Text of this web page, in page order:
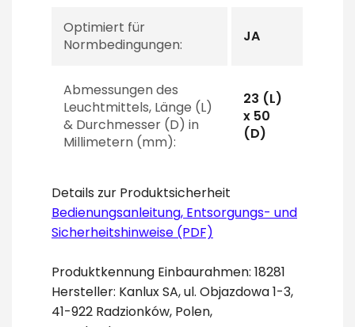
Optimiert für
Normbedingungen:
JA
Abmessungen des
Leuchtmittels, Länge (L)
& Durchmesser (D) in
Millimetern (mm):
23 (L)
x 50
(D)
Details zur Produktsicherheit
Bedienungsanleitung, Entsorgungs- und
Sicherheitshinweise (PDF)
Produktkennung Einbaurahmen: 18281
Hersteller: Kanlux SA, ul. Objazdowa 1-3,
41-922 Radzionków, Polen,